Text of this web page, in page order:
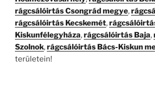
rágcsálóirtás Csongrád megye,
rágcsálóirtás Kecskemét,
Kiskunfélegyháza,rágcsálóirtás Baja,
Szolnok,rágcsálóirtás Bács-Kiskun
területein!